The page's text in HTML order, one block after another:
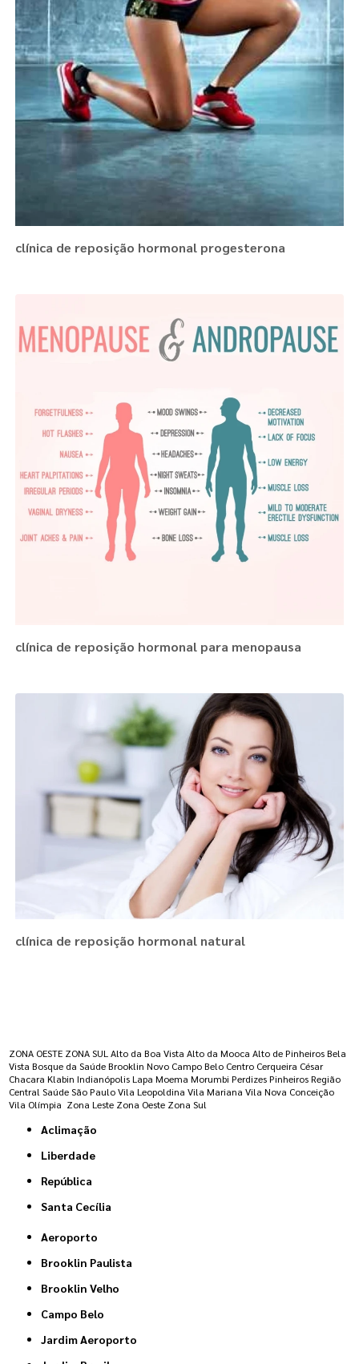
clínica de reposição hormonal progesterona
clínica de reposição hormonal para menopausa
clínica de reposição hormonal natural
ZONA OESTE ZONA SUL Alto da Boa Vista Alto da Mooca Alto de Pinheiros Bela
Vista Bosque da Saúde Brooklin Novo Campo Belo Centro Cerqueira César
Chacara Klabin Indianópolis Lapa Moema Morumbi Perdizes Pinheiros Região
Central Saúde São Paulo Vila Leopoldina Vila Mariana Vila Nova Conceição
Vila Olímpia Zona Leste Zona Oeste Zona Sul
Aclimação
Liberdade
República
Santa Cecília
Aeroporto
Brooklin Paulista
Brooklin Velho
Campo Belo
Jardim Aeroporto